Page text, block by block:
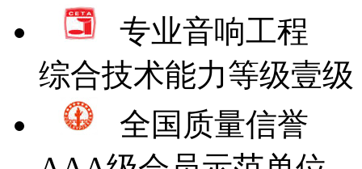
专业音响工程
综合技术能力等级壹级
全国质量信誉